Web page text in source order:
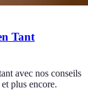
Tant
avec nos conseils
plus encore.